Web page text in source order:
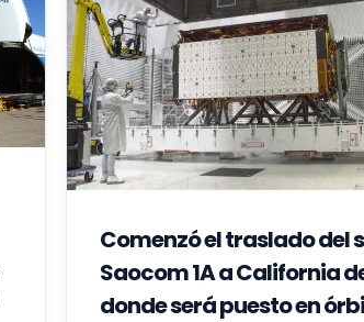
Comenzó el traslado del
Saocom 1A a California
donde será puesto en